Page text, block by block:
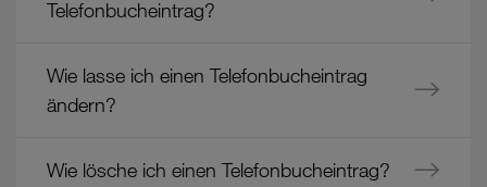
Telefonbucheintrag?
Wie lasse ich einen Telefonbucheintrag
ändern?
Wie lösche ich einen Telefonbucheintrag?